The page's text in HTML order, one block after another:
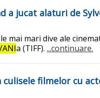
a jucat alaturi de
mai mari dive ale
a (TIFF). ...continuare.
filmelor cu